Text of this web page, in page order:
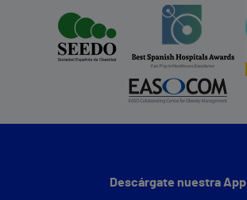
Descárgate nuestra App